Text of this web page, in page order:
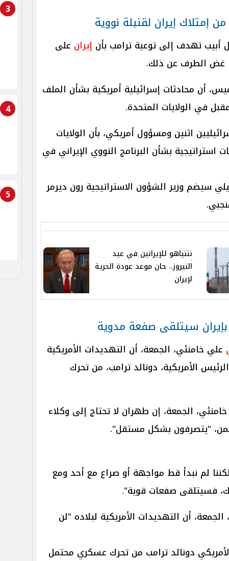
إمتلاك إيران لقنبلة نووية
تهدف إلى توعية ترامب بأن إيران على
غض الطرف عن ذلك.
أن محادثات إسرائيلية أمريكية بشأن الملف
في الولايات المتحدة.
اثنين ومسؤول أمريكي، بأن الولايات
بشأن البرنامج النووي الإيراني في
سيضم وزير الشؤون الاستراتيجية رون ديرمر
نتنياهو للإيرانين في عيد
النيروز.. حان موعد عودة الحرية
لإيران
سيتلقى صفعة مدوية
علي خامنئي، الجمعة، أن التهديدات الأمريكية
الأمريكية، دونالد ترامب، من تحرك
الجمعة، إن طهران لا تحتاج إلى وكلاء
"يتصرفون بشكل مستقل".
لم نبدأ قط مواجهة أو صراع مع أحد ومع
فسيتلقى صفعات قوية".
أن التهديدات الأمريكية لبلاده "لن
دونالد ترامب من تحرك عسكري محتمل
3
4
5